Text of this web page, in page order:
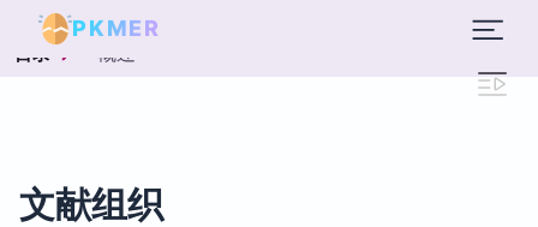
PKMER
目录 概述
文献组织